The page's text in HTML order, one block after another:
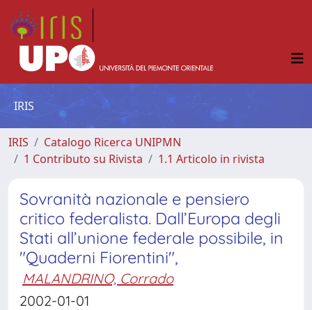
IRIS
IRIS
Catalogo Ricerca UNIPMN
1 Contributo su Rivista
1.1 Articolo in rivista
Sovranità nazionale e pensiero
critico federalista. Dall’Europa degli
Stati all’unione federale possibile, in
"Quaderni Fiorentini",
MALANDRINO, Corrado
2002-01-01